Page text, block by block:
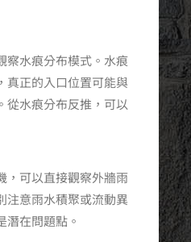
察水痕分布模式。水痕
真正的入口位置可能與
從水痕分布反推，可以
，可以直接觀察外牆雨
注意雨水積聚或流動異
潛在問題點。